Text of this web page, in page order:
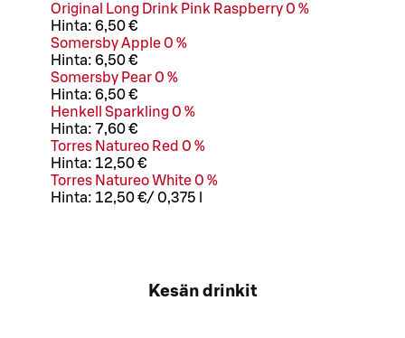
Original Long Drink Pink Raspberry 0 %
Hinta: 6,50 €
Somersby Apple 0 %
Hinta: 6,50 €
Somersby Pear 0 %
Hinta: 6,50 €
Henkell Sparkling 0 %
Hinta: 7,60 €
Torres Natureo Red 0 %
Hinta: 12,50 €
Torres Natureo White 0 %
Hinta: 12,50 €/ 0,375 l
Kesän drinkit